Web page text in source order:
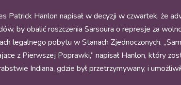
Patrick Hanlon napisał w decyzji w czwartek, że
by obalić roszczenia Sarsoura o represje za
legalnego pobytu w Stanach Zjednoczonych.
z Pierwszej Poprawki,” napisał Hanlon, który
Indiana, gdzie był przetrzymywany, i